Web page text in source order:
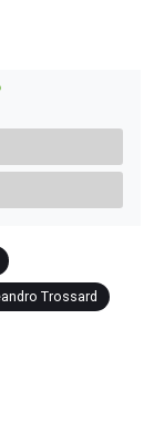
Trossard